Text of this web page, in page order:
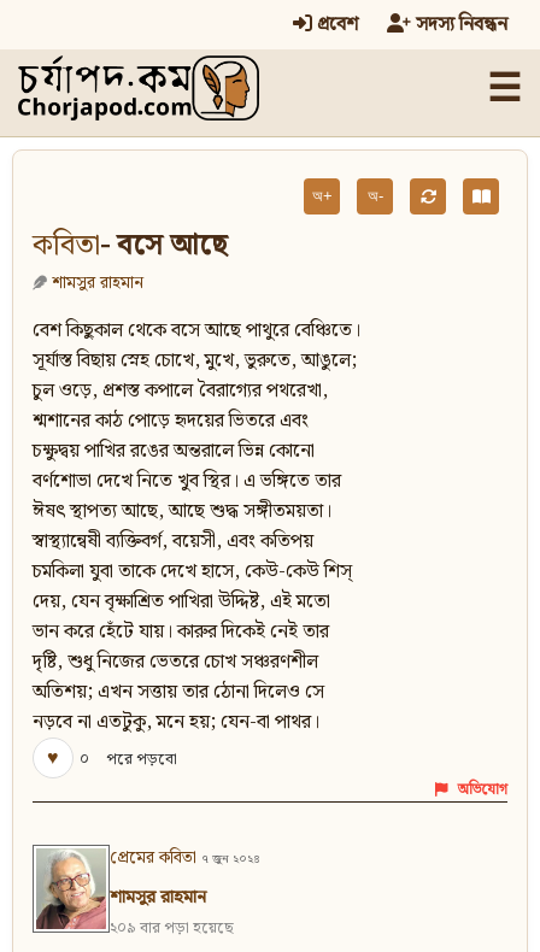
প্রবেশ সদস্য নিবন্ধন
☰
অ+ অ-
কবিতা- বসে আছে
শামসুর রাহমান
বেশ কিছুকাল থেকে বসে আছে পাথুরে বেঞ্চিতে।
সূর্যাস্ত বিছায় স্নেহ চোখে, মুখে, ভুরুতে, আঙুলে;
চুল ওড়ে, প্রশস্ত কপালে বৈরাগ্যের পথরেখা,
শ্মশানের কাঠ পোড়ে হৃদয়ের ভিতরে এবং
চক্ষুদ্বয় পাখির রঙের অন্তরালে ভিন্ন কোনো
বর্ণশোভা দেখে নিতে খুব স্থির। এ ভঙ্গিতে তার
ঈষৎ স্থাপত্য আছে, আছে শুদ্ধ সঙ্গীতময়তা।
স্বাস্থ্যান্বেষী ব্যক্তিবর্গ, বয়েসী, এবং কতিপয়
চমকিলা যুবা তাকে দেখে হাসে, কেউ-কেউ শিস্‌
দেয়, যেন বৃক্ষাশ্রিত পাখিরা উদ্দিষ্ট, এই মতো
ভান করে হেঁটে যায়। কারুর দিকেই নেই তার
দৃষ্টি, শুধু নিজের ভেতরে চোখ সঞ্চরণশীল
অতিশয়; এখন সত্তায় তার ঠোনা দিলেও সে
নড়বে না এতটুকু, মনে হয়; যেন-বা পাথর।
♥
০ পরে পড়বো
অভিযোগ
প্রেমের কবিতা ৭ জুন ২০২৪
শামসুর রাহমান
২০৯ বার পড়া হয়েছে